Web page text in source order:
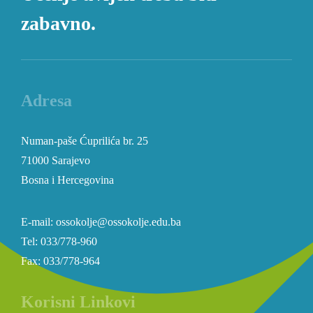
zabavno.
Adresa
Numan-paše Ćuprilića br. 25
71000 Sarajevo
Bosna i Hercegovina
E-mail: ossokolje@ossokolje.edu.ba
Tel: 033/778-960
Fax: 033/778-964
Korisni Linkovi